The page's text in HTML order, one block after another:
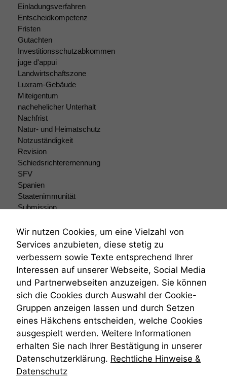
Einladungsverfahren
Entscheidkompetenz
Fristen
Gutachten
Investitionsschutzabkommen
juge d'appui
Landwirtschaftszone
Luxram-Gebäude
Miteigentum
nachehelicher Unterhalt
Nachfrist
Natur- und Heimatschutz
Notzuständigkeit
Revision
Schiedsrichterernennung
SFV
Spanien
Staatenimmunität
Submission
Teilungsklage
Venezuela
VRK
Wiederherstellungsanordnung
Zivilprozessordnung
ZPO
Zustellfiktion
Zuständigkeit
Öffentliches Personalrecht
Öffentlichkeitsprinzip
Wir nutzen Cookies, um eine Vielzahl von
Services anzubieten, diese stetig zu
verbessern sowie Texte entsprechend Ihrer
Interessen auf unserer Webseite, Social Media
und Partnerwebseiten anzuzeigen. Sie können
sich die Cookies durch Auswahl der Cookie-
Gruppen anzeigen lassen und durch Setzen
eines Häkchens entscheiden, welche Cookies
ausgespielt werden. Weitere Informationen
erhalten Sie nach Ihrer Bestätigung in unserer
Datenschutzerklärung. Rechtliche Hinweise &
Datenschutz
kann die
zu 100%
funktionieren.
Marketing
Wir speichern
anonyme Daten ab,
um interne
marketingtechnische
Auswertungen
durchführen zu
können. Diese helfen
uns, unsere Website
zu verbessern.